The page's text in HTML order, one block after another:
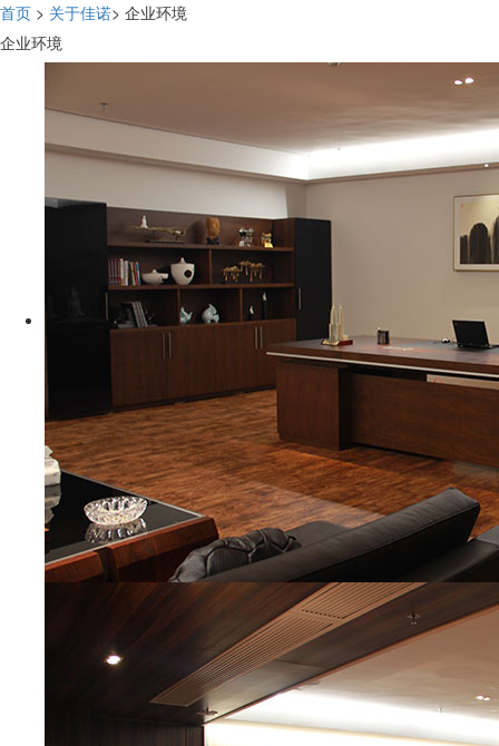
首页 > 关于佳诺> 企业环境
企业环境